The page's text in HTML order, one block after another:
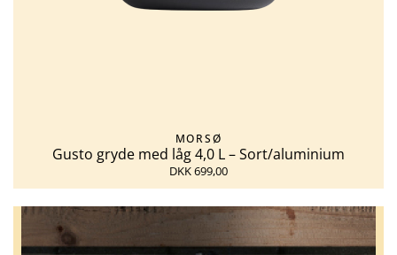
MORSØ
Gusto gryde med låg 4,0 L – Sort/aluminium
DKK 699,00